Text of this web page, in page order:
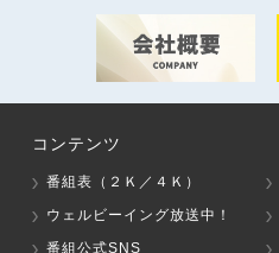
コンテンツ
番組表（２Ｋ／４Ｋ）
ウェルビーイング放送中！
番組公式SNS